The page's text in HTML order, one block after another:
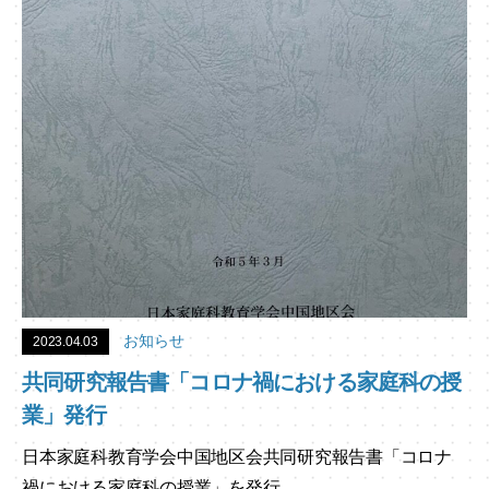
2023.04.03 お知らせ
共同研究報告書「コロナ禍における家庭科の授
業」発行
日本家庭科教育学会中国地区会共同研究報告書「コロナ